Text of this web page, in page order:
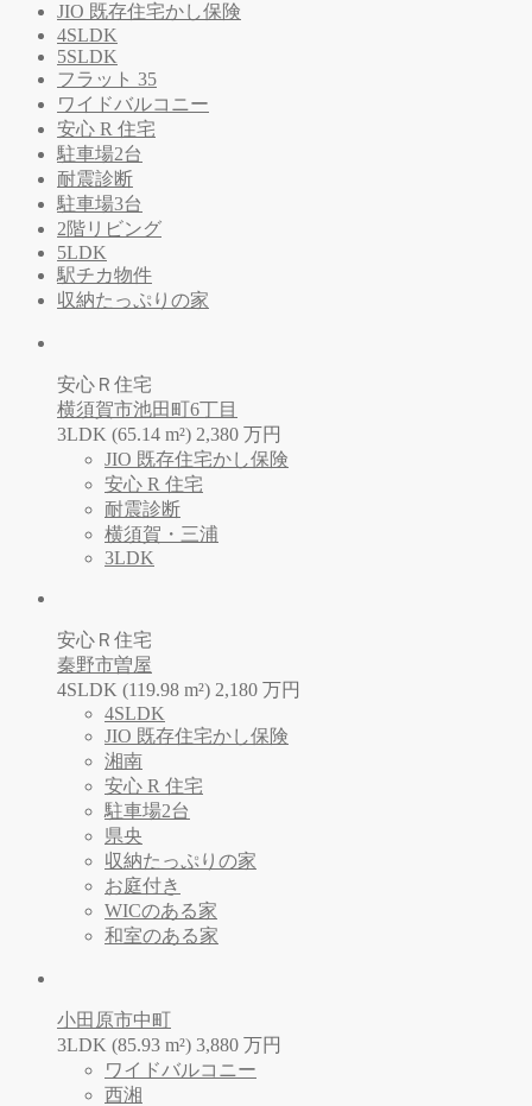
JIO 既存住宅かし保険
4SLDK
5SLDK
フラット 35
ワイドバルコニー
安心 R 住宅
駐車場2台
耐震診断
駐車場3台
2階リビング
5LDK
駅チカ物件
収納たっぷりの家
安心Ｒ住宅
横須賀市池田町6丁目
3LDK (65.14 m²) 2,380 万円
JIO 既存住宅かし保険
安心 R 住宅
耐震診断
横須賀・三浦
3LDK
安心Ｒ住宅
秦野市曽屋
4SLDK (119.98 m²) 2,180 万円
4SLDK
JIO 既存住宅かし保険
湘南
安心 R 住宅
駐車場2台
県央
収納たっぷりの家
お庭付き
WICのある家
和室のある家
小田原市中町
3LDK (85.93 m²) 3,880 万円
ワイドバルコニー
西湘